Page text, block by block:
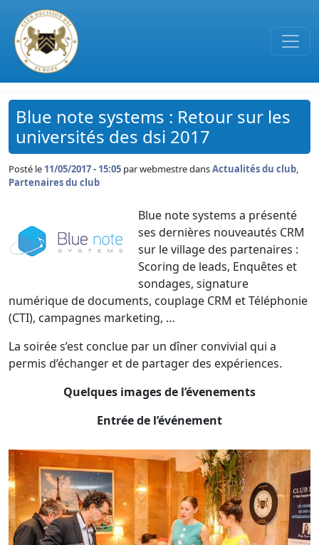
Passer au contenu principal
Blue note systems : Retour sur les
universités des dsi 2017
Posté le 11/05/2017 - 15:05 parwebmestre dansActualités du club,
Partenaires du club
Blue note systems a présenté
ses dernières nouveautés CRM
sur le village des partenaires :
Scoring de leads, Enquêtes et
sondages, signature
numérique de documents, couplage CRM et Téléphonie
(CTI), campagnes marketing, …
La soirée s’est conclue par un dîner convivial qui a
permis d’échanger et de partager des expériences.
Quelques images de l’évenements
Entrée de l’événement